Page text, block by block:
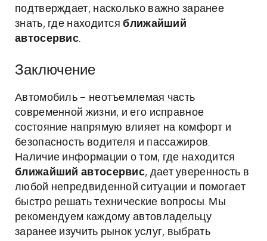
подтверждает, насколько важно заранее
знать, где находитсяближайший
автосервис.
Заключение
Автомобиль – неотъемлемая часть
современной жизни, и его исправное
состояние напрямую влияет на комфорт и
безопасность водителя и пассажиров.
Наличие информации о том, где находится
ближайший автосервис, дает уверенность в
любой непредвиденной ситуации и помогает
быстро решать технические вопросы. Мы
рекомендуем каждому автовладельцу
заранее изучить рынок услуг, выбрать